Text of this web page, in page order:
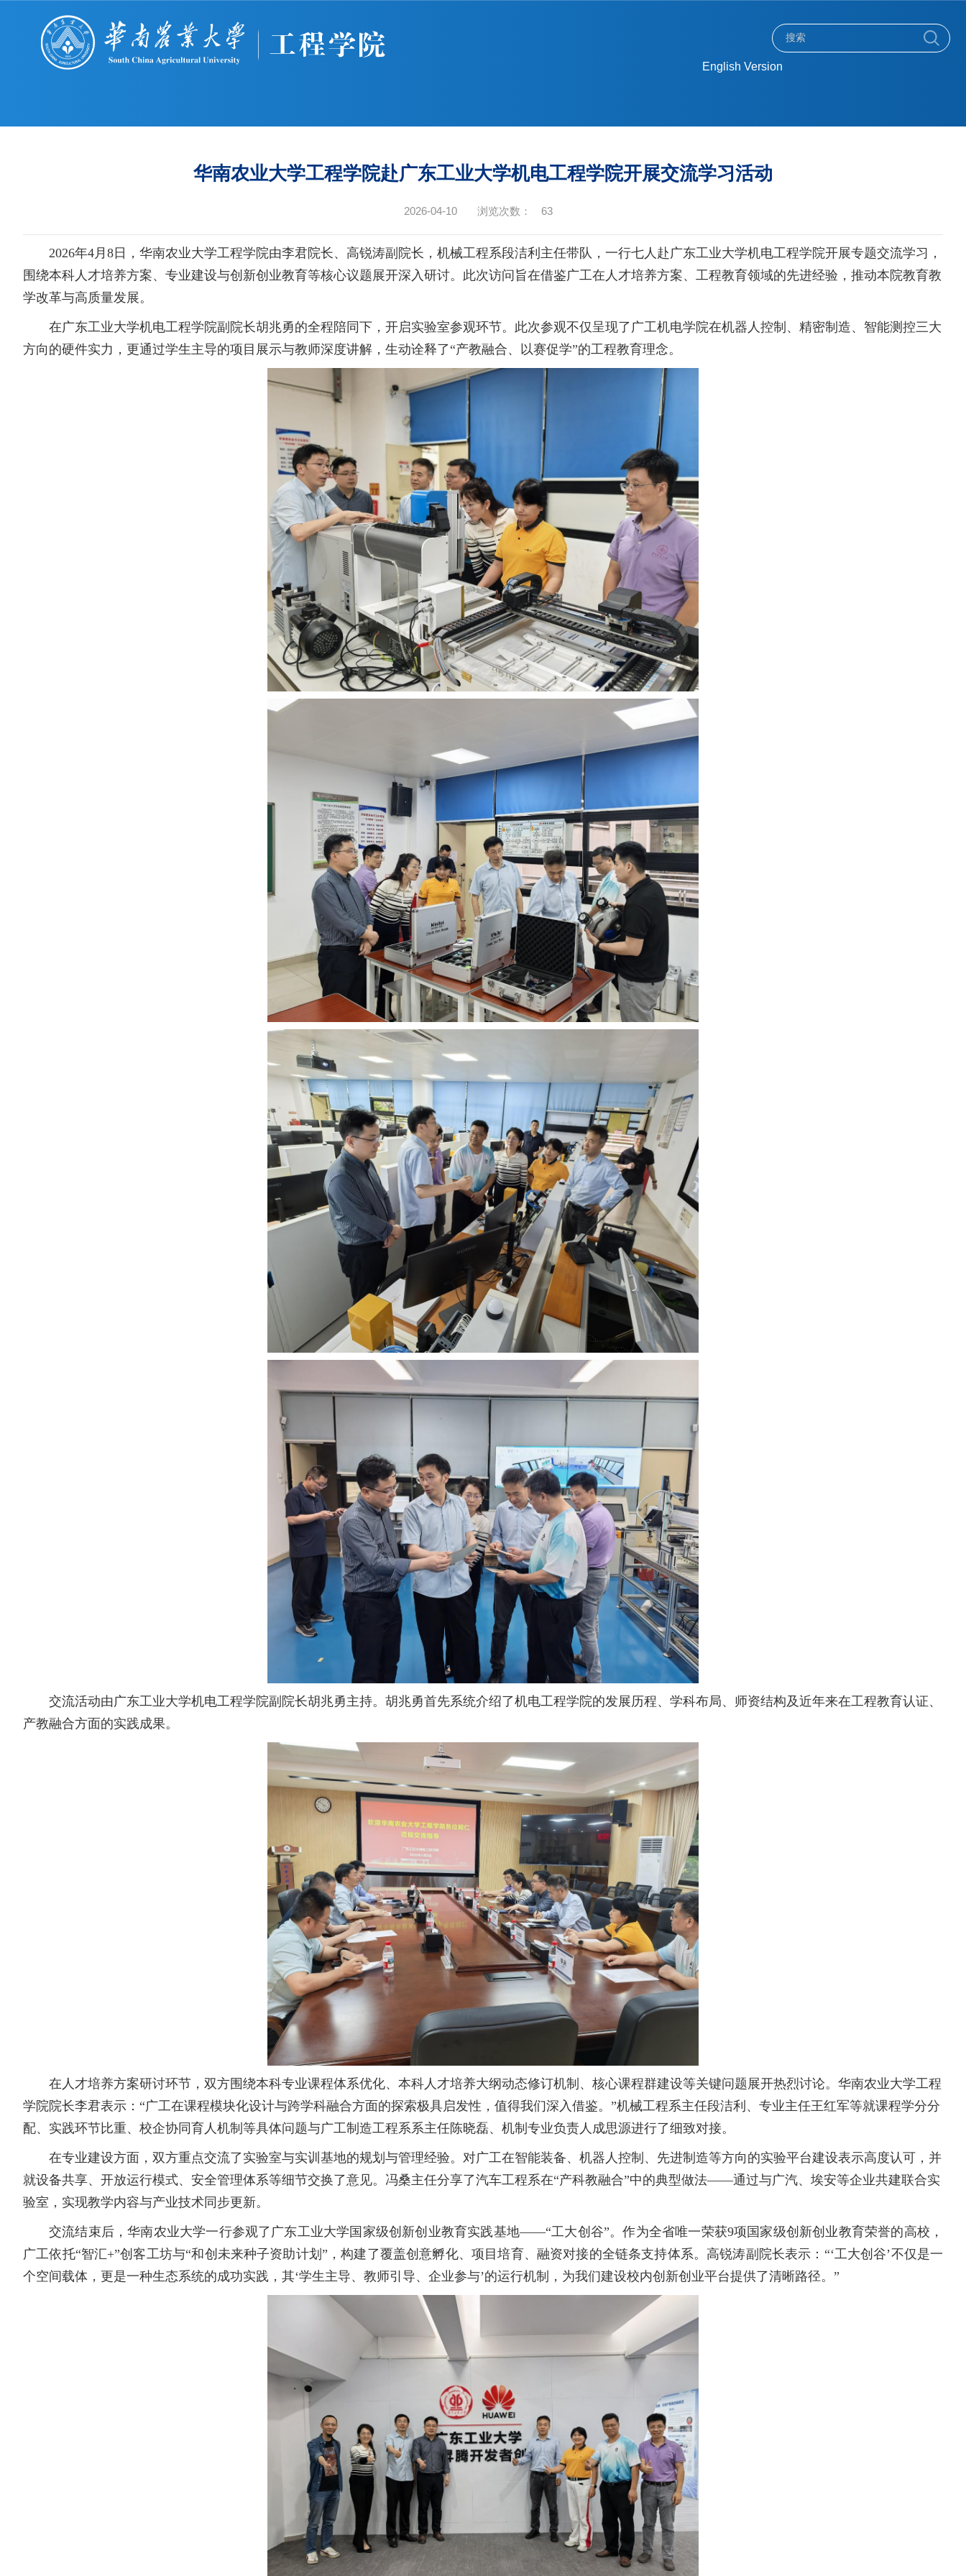
English Version
华南农业大学工程学院赴广东工业大学机电工程学院开展交流学习活动
2026-04-10 浏览次数： 63
2026年4月8日，华南农业大学工程学院由李君院长、高锐涛副院长，机械工程系段洁利主任带队，一行七人赴广东工业大学机电工程学院开展专题交流学习，
围绕本科人才培养方案、专业建设与创新创业教育等核心议题展开深入研讨。此次访问旨在借鉴广工在人才培养方案、工程教育领域的先进经验，推动本院教育教
学改革与高质量发展。
在广东工业大学机电工程学院副院长胡兆勇的全程陪同下，开启实验室参观环节。此次参观不仅呈现了广工机电学院在‌机器人控制、精密制造、智能测控‌三大
方向的硬件实力，更通过‌学生主导的项目展示‌与‌教师深度讲解‌，生动诠释了“产教融合、以赛促学”的工程教育理念。
交流活动由广东工业大学机电工程学院副院长胡兆勇主持。胡兆勇首先系统介绍了机电工程学院的发展历程、学科布局、师资结构及近年来在工程教育认证、
产教融合方面的实践成果。
在人才培养方案研讨环节，双方围绕本科专业课程体系优化、本科人才培养大纲动态修订机制、核心课程群建设等关键问题展开热烈讨论。华南农业大学工程
学院院长李君表示：“广工在课程模块化设计与跨学科融合方面的探索极具启发性，值得我们深入借鉴。”机械工程系主任段洁利、专业主任王红军等就课程学分分
配、实践环节比重、校企协同育人机制等具体问题与广工制造工程系系主任陈晓磊、机制专业负责人成思源进行了细致对接。
在专业建设方面，双方重点交流了实验室与实训基地的规划与管理经验。对广工在智能装备、机器人控制、先进制造等方向的实验平台建设表示高度认可，并
就设备共享、开放运行模式、安全管理体系等细节交换了意见。冯桑主任分享了汽车工程系在“产科教融合”中的典型做法——通过与广汽、埃安等企业共建联合实
验室，实现教学内容与产业技术同步更新。
交流结束后，华南农业大学一行参观了广东工业大学国家级创新创业教育实践基地——“工大创谷”。作为全省唯一荣获9项国家级创新创业教育荣誉的高校，
广工依托“智汇+”创客工坊与“和创未来种子资助计划”，构建了覆盖创意孵化、项目培育、融资对接的全链条支持体系。高锐涛副院长表示：“‘工大创谷’不仅是一
个空间载体，更是一种生态系统的成功实践，其‘学生主导、教师引导、企业参与’的运行机制，为我们建设校内创新创业平台提供了清晰路径。”